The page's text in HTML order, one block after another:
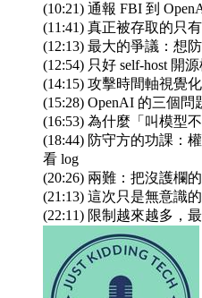
(10:21) 通報 FBI 到
(11:41) 真正被存取的只
(12:13) 最大的爭議：想
(12:54) 只好 self-host 開
(14:15) 攻擊時間軸視覺
(15:28) OpenAI 的三個
(16:53) 為什麼「叫模型
(18:44) 防守方的功課：
看 log
(20:26) 兩難：把沒護欄
(21:13) 這次只是無意識
(22:11) 限制越來越多，